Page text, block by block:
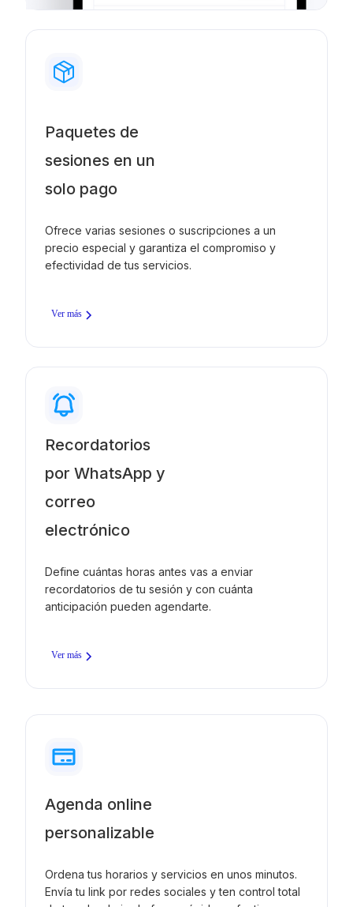
Paquetes de
sesiones en un
solo pago
Ofrece varias sesiones o suscripciones a un
precio especial y garantiza el compromiso y
efectividad de tus servicios.
Ver más
Recordatorios
por WhatsApp y
correo
electrónico
Define cuántas horas antes vas a enviar
recordatorios de tu sesión y con cuánta
anticipación pueden agendarte.
Ver más
Agenda online
personalizable
Ordena tus horarios y servicios en unos minutos.
Envía tu link por redes sociales y ten control total